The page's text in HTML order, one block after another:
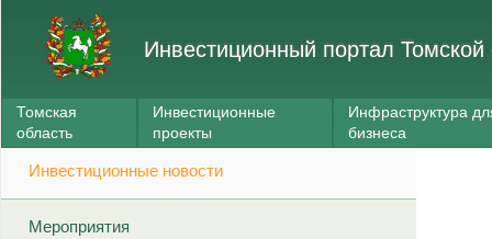
Инвестиционный портал Томской
Томская
область
Инвестиционные
проекты
Инфраструктура
бизнеса
Инвестиционные новости
Мероприятия